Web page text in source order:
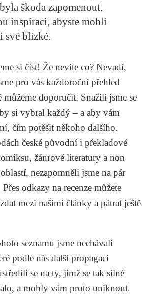
PORTRÉT
UKÁZKA
SLOUPEK
ILIGLOSA
škoda zapomenout.
inspiraci, abyste mohli
své blízké.
si číst! Že nevíte co? Nevadí,
pro vás každoroční přehled
můžeme doporučit. Snažili jsme se
si vybral každý – a aby vám
čím potěšit někoho dalšího.
české původní i překladové
žánrové literatury a non
nezapomněli jsme na pár
odkazy na recenze můžete
mezi našimi články a pátrat ještě
seznamu jsme nechávali
podle nás další propagaci
se na ty, jimž se tak silné
a mohly vám proto uniknout.